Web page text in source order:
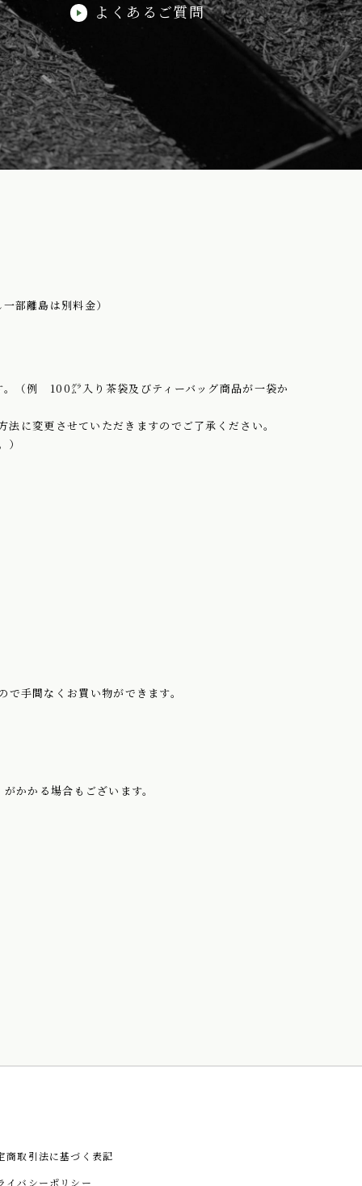
よくあるご質問
部離島は別料金）
（例 100㌘入り茶袋及びティーバッグ商品が一袋か
に変更させていただきますのでご了承ください。
手間なくお買い物ができます。
かかる場合もございます。
商取引法に基づく表記
イバシーポリシー